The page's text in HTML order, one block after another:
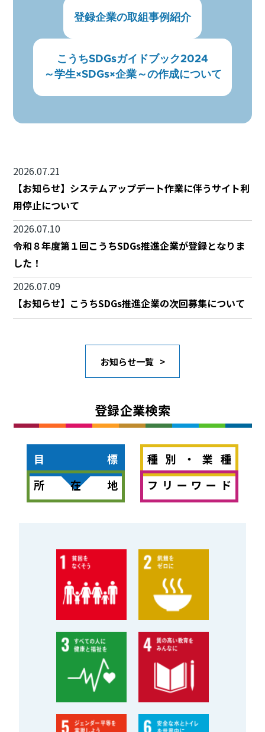
登録企業の取組事例紹介
こうちSDGsガイドブック2024
～学生×SDGs×企業～の作成について
2026.07.21
【お知らせ】システムアップデート作業に伴うサイト利
用停止について
2026.07.10
令和８年度第１回こうちSDGs推進企業が登録となりま
した！
2026.07.09
【お知らせ】こうちSDGs推進企業の次回募集について
お知らせ一覧
登録企業検索
目標
種別・業種
所在地
フリーワード